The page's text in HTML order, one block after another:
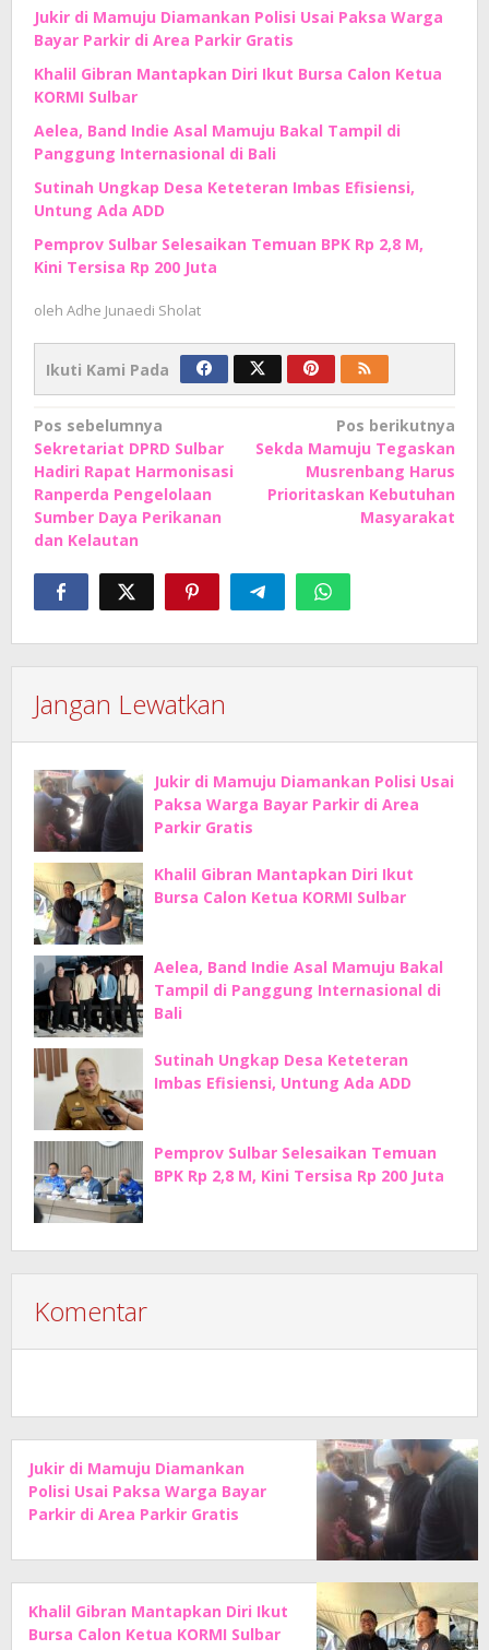
Jukir di Mamuju Diamankan Polisi Usai Paksa Warga
Bayar Parkir di Area Parkir Gratis
Khalil Gibran Mantapkan Diri Ikut Bursa Calon Ketua
KORMI Sulbar
Aelea, Band Indie Asal Mamuju Bakal Tampil di
Panggung Internasional di Bali
Sutinah Ungkap Desa Keteteran Imbas Efisiensi,
Untung Ada ADD
Pemprov Sulbar Selesaikan Temuan BPK Rp 2,8 M,
Kini Tersisa Rp 200 Juta
oleh Adhe Junaedi Sholat
Ikuti Kami Pada
Navigasi
pos
Pos sebelumnya
Sekretariat DPRD Sulbar
Hadiri Rapat Harmonisasi
Ranperda Pengelolaan
Sumber Daya Perikanan
dan Kelautan
Pos berikutnya
Sekda Mamuju Tegaskan
Musrenbang Harus
Prioritaskan Kebutuhan
Masyarakat
Jangan Lewatkan
Jukir di Mamuju Diamankan Polisi Usai
Paksa Warga Bayar Parkir di Area
Parkir Gratis
Khalil Gibran Mantapkan Diri Ikut
Bursa Calon Ketua KORMI Sulbar
Aelea, Band Indie Asal Mamuju Bakal
Tampil di Panggung Internasional di
Bali
Sutinah Ungkap Desa Keteteran
Imbas Efisiensi, Untung Ada ADD
Pemprov Sulbar Selesaikan Temuan
BPK Rp 2,8 M, Kini Tersisa Rp 200 Juta
Komentar
Jukir di Mamuju Diamankan
Polisi Usai Paksa Warga Bayar
Parkir di Area Parkir Gratis
Khalil Gibran Mantapkan Diri Ikut
Bursa Calon Ketua KORMI Sulbar